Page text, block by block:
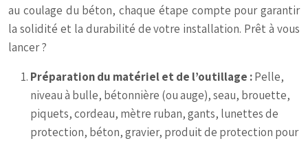
au coulage du béton, chaque étape compte pour garantir
la solidité et la durabilité de votre installation. Prêt à vous
lancer ?
Préparation du matériel et de l’outillage :Pelle,
niveau à bulle, bétonnière (ou auge), seau, brouette,
piquets, cordeau, mètre ruban, gants, lunettes de
protection, béton, gravier, produit de protection pour